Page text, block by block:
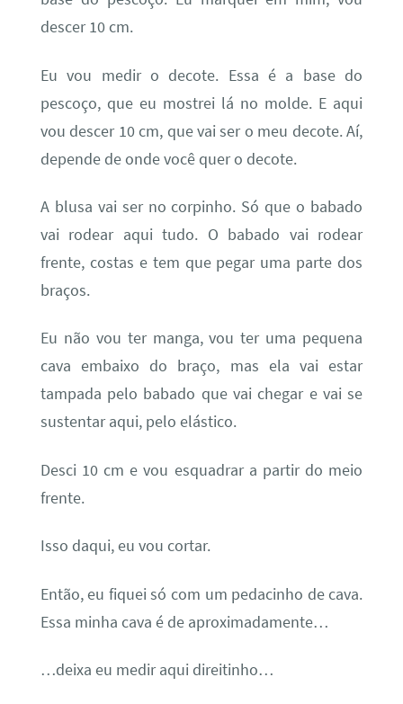
descer 10 cm.
Eu vou medir o decote. Essa é a base do
pescoço, que eu mostrei lá no molde. E aqui
vou descer 10 cm, que vai ser o meu decote. Aí,
depende de onde você quer o decote.
A blusa vai ser no corpinho. Só que o babado
vai rodear aqui tudo. O babado vai rodear
frente, costas e tem que pegar uma parte dos
braços.
Eu não vou ter manga, vou ter uma pequena
cava embaixo do braço, mas ela vai estar
tampada pelo babado que vai chegar e vai se
sustentar aqui, pelo elástico.
Desci 10 cm e vou esquadrar a partir do meio
frente.
Isso daqui, eu vou cortar.
Então, eu fiquei só com um pedacinho de cava.
Essa minha cava é de aproximadamente…
…deixa eu medir aqui direitinho…